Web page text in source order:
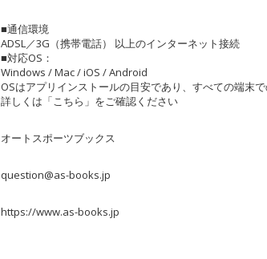
■通信環境
ADSL／3G（携帯電話） 以上のインターネット接続
■対応OS：
Windows / Mac / iOS / Android
OSはアプリインストールの目安であり、すべての端末
詳しくは「こちら 」をご確認ください
オートスポーツブックス
question@as-books.jp
https://www.as-books.jp